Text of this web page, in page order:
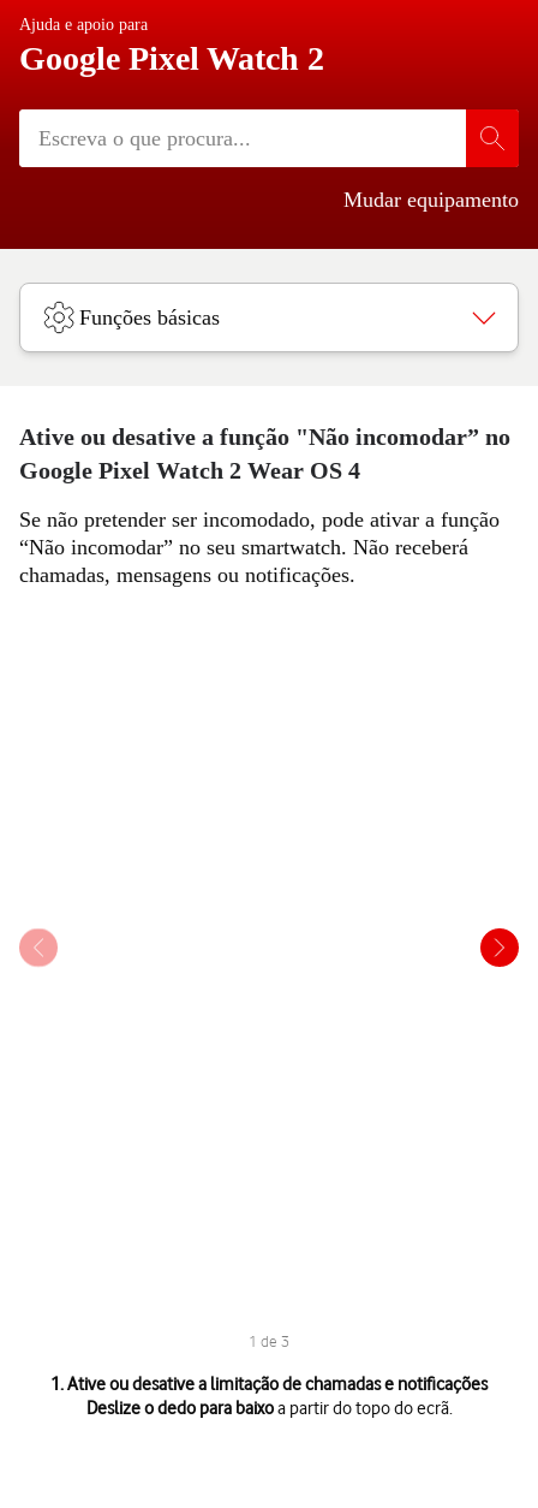
Ajuda e apoio para
Google Pixel Watch 2
Mudar equipamento
Funções básicas
Ative ou desative a função "Não incomodar” no
Google Pixel Watch 2 Wear OS 4
Se não pretender ser incomodado, pode ativar a função
“Não incomodar” no seu smartwatch. Não receberá
chamadas, mensagens ou notificações.
1 de 3
1 de 31. Ative ou desative a limitação de chamadas e notificações
Deslize o dedo para baixoa partir do topo do ecrã.